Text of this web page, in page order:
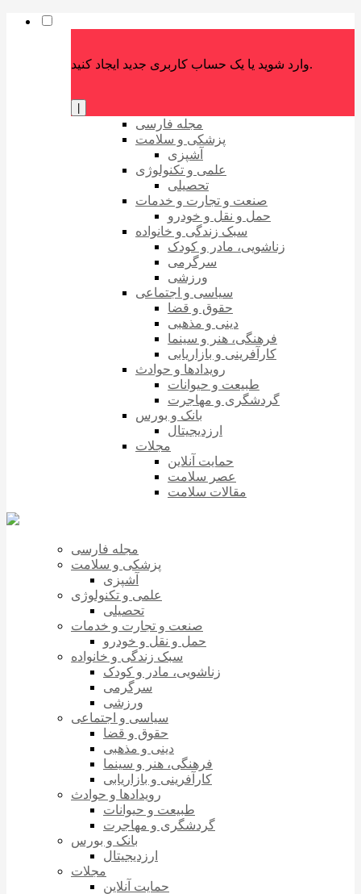
وارد شوید یا یک حساب کاربری جدید ایجاد کنید.
مجله فارسی
پزشکی و سلامت
آشپزی
علمی و تکنولوژی
تحصیلی
صنعت و تجارت و خدمات
حمل و نقل و خودرو
سبک زندگی و خانواده
زناشویی، مادر و کودک
سرگرمی
ورزشی
سیاسی و اجتماعی
حقوق و قضا
دینی و مذهبی
فرهنگی، هنر و سینما
کارآفرینی و بازاریابی
رویدادها و حوادث
طبیعت و حیوانات
گردشگری و مهاجرت
بانک و بورس
ارزدیجیتال
مجلات
حمایت آنلاین
عصر سلامت
مقالات سلامت
مجله فارسی
پزشکی و سلامت
آشپزی
علمی و تکنولوژی
تحصیلی
صنعت و تجارت و خدمات
حمل و نقل و خودرو
سبک زندگی و خانواده
زناشویی، مادر و کودک
سرگرمی
ورزشی
سیاسی و اجتماعی
حقوق و قضا
دینی و مذهبی
فرهنگی، هنر و سینما
کارآفرینی و بازاریابی
رویدادها و حوادث
طبیعت و حیوانات
گردشگری و مهاجرت
بانک و بورس
ارزدیجیتال
مجلات
حمایت آنلاین